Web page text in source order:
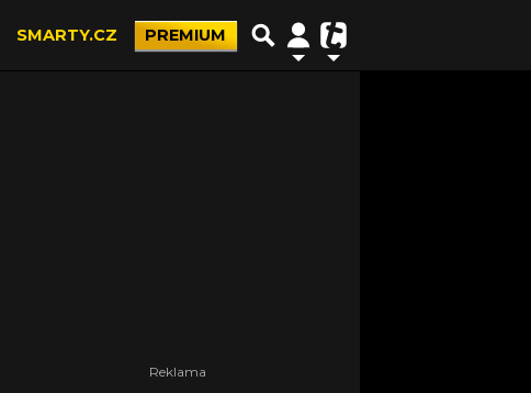
SMARTY.CZ PREMIUM